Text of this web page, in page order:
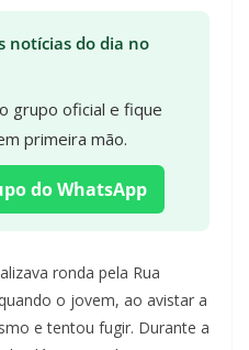
notícias do dia no
grupo oficial e fique
primeira mão.
do WhatsApp
ronda pela Rua
o jovem, ao avistar a
e tentou fugir. Durante a